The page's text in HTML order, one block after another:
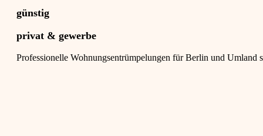
günstig
privat & gewerbe
Professionelle Wohnungsentrümpelungen für Berlin und Umland